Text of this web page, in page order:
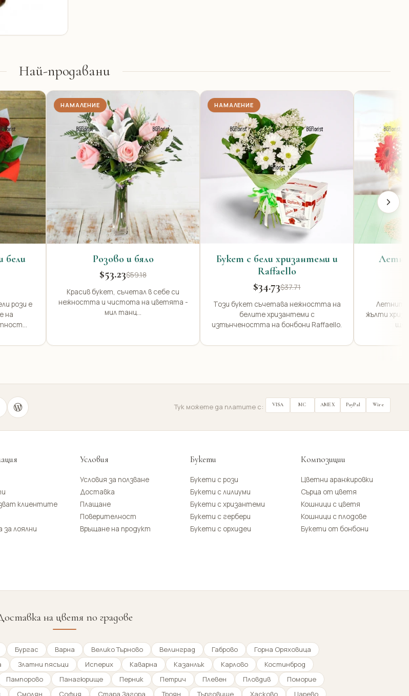
Най-продавани
бели
рози е
на
НАМАЛЕНИЕ
Розово и бяло
$53.23$59.18
Красив букет, съчетал в себе си
нежността и чистота на цветята -
мил танц...
НАМАЛЕНИЕ
Букет с бели хризантеми и
Raffaello
$34.73$37.71
Този букет съчетава нежността на
белите хризантеми с
изтънчеността на бонбони Raffaello.
Летни
Летните
жълти
ще
Тук можете да платите с: VISA MC AMEX PayPal Wire
клиентите
за лоялни
Условия
Условия за ползване
Доставка
Плащане
Поверителност
Връщане на продукт
Букети
Букети с рози
Букети с лилиуми
Букети с хризантеми
Букети с гербери
Букети с орхидеи
Композиции
Цветни аранжировки
Сърца от цветя
Кошници с цветя
Кошници с плодове
Букети от бонбони
на цветя по градове
Бургас Варна Велико Търново Велинград Габрово
Горна Оряховица
Златни пясъци Исперих Каварна Казанлък Карлово
Костинброд
Пампорово Панагюрище Перник Петрич Плевен Пловдив
Поморие
Смолян София Стара Загора Троян Търговище Хасково Царево